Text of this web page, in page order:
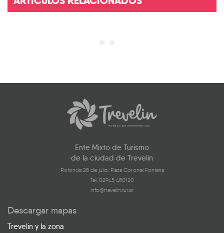
Ente Mixto de Turismo
de la ciudad de Trevelin
Rotonda 28 de julio. Plaza Coronel Fontana
Tel. 02945 480120
info@trevelin.tur.ar
Descargar mapas
Trevelin y la zona